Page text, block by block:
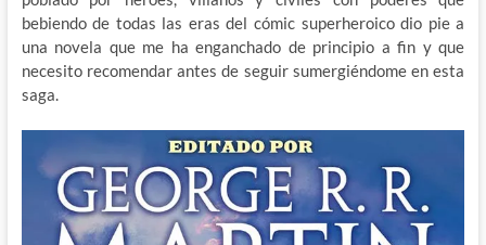
bebiendo de todas las eras del cómic superheroico dio pie a
una novela que me ha enganchado de principio a fin y que
necesito recomendar antes de seguir sumergiéndome en esta
saga.